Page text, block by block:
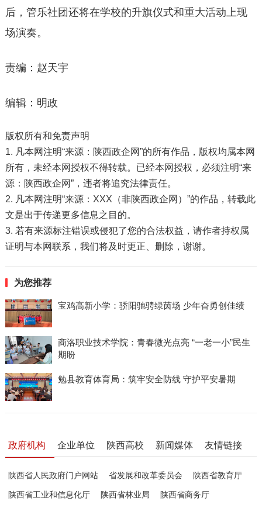
后，管乐社团还将在学校的升旗仪式和重大活动上现
场演奏。
责编：赵天宇
编辑：明政
版权所有和免责声明
1. 凡本网注明“来源：陕西政企网”的所有作品，版权均属本网
所有，未经本网授权不得转载。已经本网授权，必须注明“来
源：陕西政企网”，违者将追究法律责任。
2. 凡本网注明“来源：XXX（非陕西政企网）”的作品，转载此
文是出于传递更多信息之目的。
3. 若有来源标注错误或侵犯了您的合法权益，请作者持权属
证明与本网联系，我们将及时更正、删除，谢谢。
为您推荐
宝鸡高新小学：骄阳驰骋绿茵场 少年奋勇创佳绩
商洛职业技术学院：青春微光点亮 “一老一小”民生
期盼
勉县教育体育局：筑牢安全防线 守护平安暑期
政府机构 企业单位 陕西高校 新闻媒体 友情链接
陕西省人民政府门户网站 省发展和改革委员会 陕西省教育厅
陕西省工业和信息化厅 陕西省林业局 陕西省商务厅